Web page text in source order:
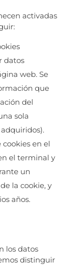
activadas
datos
web. Se
que
del
sola
en el
el terminal y
un
la cookie, y
años.
los datos
distinguir